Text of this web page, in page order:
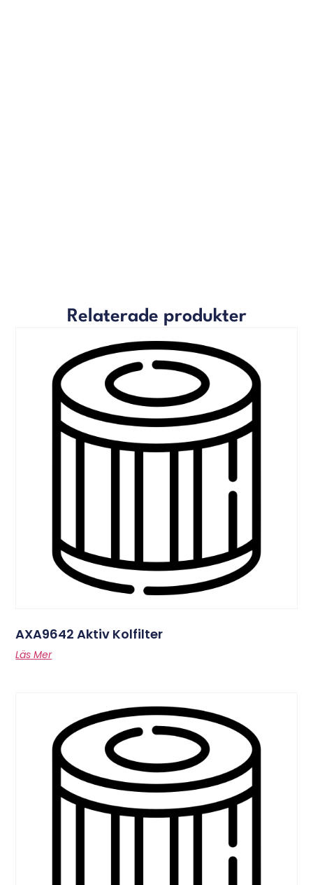
Relaterade produkter
AXA9642 Aktiv Kolfilter
Läs Mer